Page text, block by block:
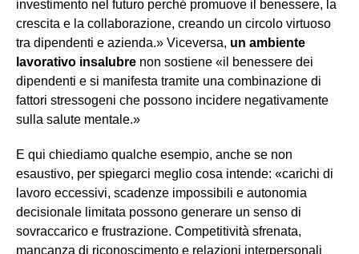
investimento nel futuro perché promuove il benessere, la
crescita e la collaborazione, creando un circolo virtuoso
tra dipendenti e azienda.» Viceversa, un ambiente
lavorativo insalubre non sostiene «il benessere dei
dipendenti e si manifesta tramite una combinazione di
fattori stressogeni che possono incidere negativamente
sulla salute mentale.»
E qui chiediamo qualche esempio, anche se non
esaustivo, per spiegarci meglio cosa intende: «carichi di
lavoro eccessivi, scadenze impossibili e autonomia
decisionale limitata possono generare un senso di
sovraccarico e frustrazione. Competitività sfrenata,
mancanza di riconoscimento e relazioni interpersonali